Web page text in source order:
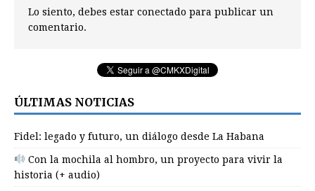
Lo siento, debes estar conectado para publicar un
comentario.
ÚLTIMAS NOTICIAS
Fidel: legado y futuro, un diálogo desde La Habana
Con la mochila al hombro, un proyecto para vivir la
historia (+ audio)